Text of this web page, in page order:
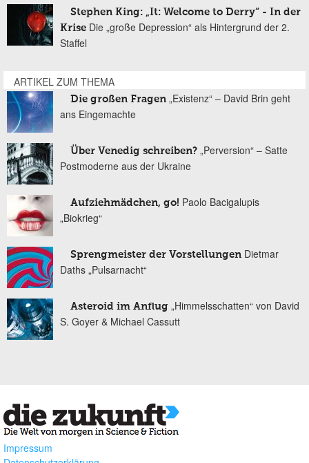
Stephen King: „It: Welcome to Derry“ - In der
Krise Die „große Depression“ als Hintergrund der 2.
Staffel
ARTIKEL ZUM THEMA
Die großen Fragen „Existenz“ – David Brin geht
ans Eingemachte
Über Venedig schreiben? „Perversion“ – Satte
Postmoderne aus der Ukraine
Aufziehmädchen, go! Paolo Bacigalupis
„Biokrieg“
Sprengmeister der Vorstellungen Dietmar
Daths „Pulsarnacht“
Asteroid im Anflug „Himmelsschatten“ von David
S. Goyer & Michael Cassutt
Impressum